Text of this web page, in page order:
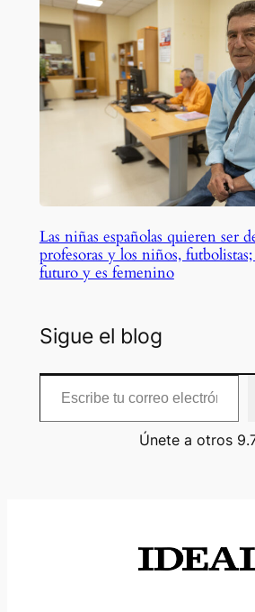
Las niñas españolas quieren ser
profesoras y los niños,
futuro y es femenino
Sigue el blog
Escribe tu correo electrónico…
Únete a otros